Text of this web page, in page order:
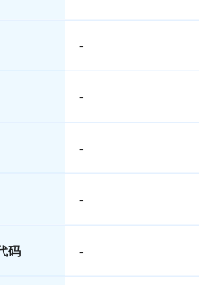
-
-
-
-
码 -